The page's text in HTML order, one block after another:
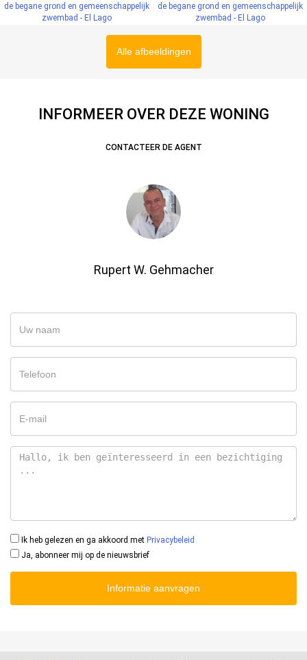
Alle afbeeldingen
INFORMEER OVER DEZE WONING
CONTACTEER DE AGENT
Rupert W. Gehmacher
Ik heb gelezen en ga akkoord met Privacybeleid
Ja, abonneer mij op de nieuwsbrief
Informatie aanvragen